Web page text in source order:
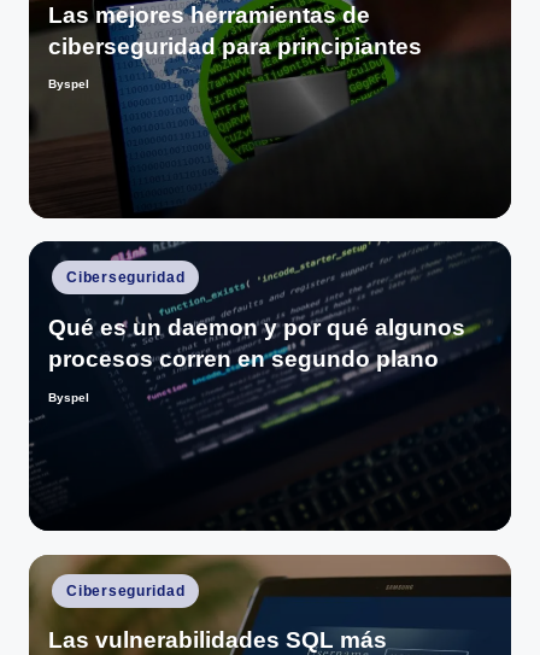
Las mejores herramientas de
ciberseguridad para principiantes
Publicado
Byspel
Publicado
en
Ciberseguridad
Qué es un daemon y por qué algunos
procesos corren en segundo plano
Publicado
Byspel
Publicado
en
Ciberseguridad
Las vulnerabilidades SQL más